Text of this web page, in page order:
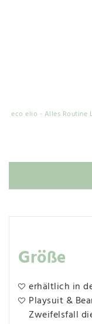
eco elio - Alles Routine
Größe
erhältlich in
Playsuit &
Zweifelsfall